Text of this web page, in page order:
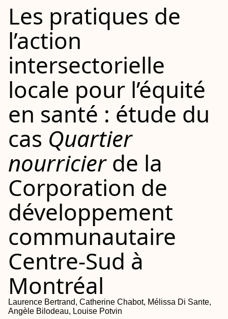
Résultats :
Conclusion :
Mots clés :
Les pratiques de
l’action
intersectorielle
locale pour l’équité
en santé : étude du
cas Quartier
nourricierde la
Corporation de
développement
communautaire
Centre-Sud à
Montréal
Laurence Bertrand, Catherine Chabot, Mélissa Di Sante,
Angèle Bilodeau, Louise Potvin